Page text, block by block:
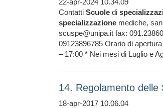
22-apr-2024 10.34.09
Contatti Scuole di
specializzazione mediche,
scuspe@unipa.it fax:
09123896785 Orario di
– 17:00 * Nei mesi di Luglio e
14. Regolamento delle
18-apr-2017 10.06.04